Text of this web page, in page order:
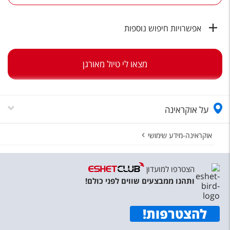
טיסות לחו"ל
מלונות בחו"ל
שירות לקוחות
טופס צור קשר
תקנון
נגישות
עקבו אחרינו
אפשרויות חיפוש נוספות
מצאו לי טיול מאורגן
על אוקראינה
אוקראינה-מידע שימושי
הצטרפו למועדון
ותהנו ממבצעים שווים לפני כולם!
להצטרפות!